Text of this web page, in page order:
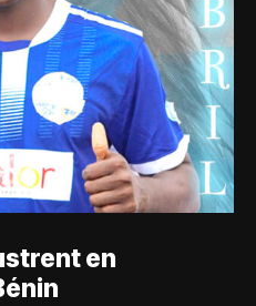
en